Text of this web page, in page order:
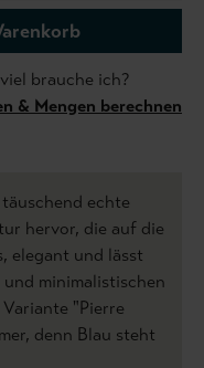
brauche ich?
& Mengen berechnen
echte
hervor, die auf die
elegant und lässt
minimalistischen
"Pierre
denn Blau steht